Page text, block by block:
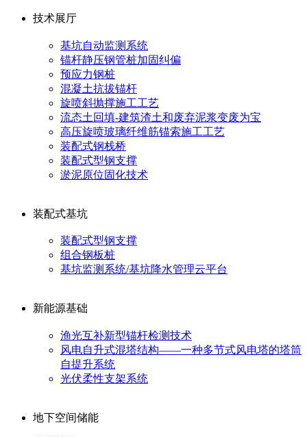
技术展厅
基坑自动监测系统
锚杆静压钢管桩加固纠偏
预应力钢桩
混凝土抗拔锚杆
旋喷斜抛撑施工工艺
流态土回填-建筑渣土和废弃泥浆变废为宝
高压旋喷玻璃纤维筋锚索施工工艺
装配式钢栈桥
装配式型钢支撑
淤泥原位固化技术
装配式基坑
装配式型钢支撑
组合钢板桩
基坑监测系统/基坑降水管理云平台
新能源基础
渔光互补新型锚杆检测技术
风电自升式混塔结构——一种多节式风电塔的塔筒
自提升系统
光伏柔性支架系统
地下空间储能